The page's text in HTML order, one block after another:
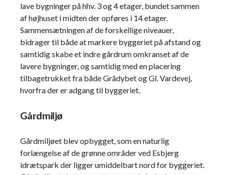
lave bygninger på hhv. 3 og 4 etager, bundet sammen
af højhuset i midten der opføres i 14 etager.
Sammensætningen af de forskellige niveauer,
bidrager til både at markere byggeriet på afstand og
samtidig skabe et indre gårdrum omkranset af de
lavere bygninger, og samtidig med en placering
tilbagetrukket fra både Grådybet og Gl. Vardevej,
hvorfra der er adgang til byggeriet.
Gårdmiljø
Gårdmiljøet blev opbygget, som en naturlig
forlængelse af de grønne områder ved Esbjerg
idrætspark der ligger umiddelbart nord for byggeriet.